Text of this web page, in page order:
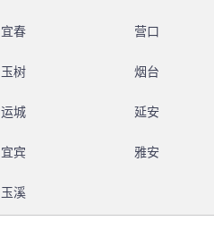
宜春 营口
玉树 烟台
运城 延安
宜宾 雅安
玉溪